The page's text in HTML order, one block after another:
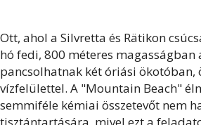
Ott, ahol a Silvretta és Rätikon
hó fedi, 800 méteres magasságban
pancsolhatnak két óriási ökotóban,
vízfelülettel. A "Mountain Beach"
semmiféle kémiai összetevőt nem